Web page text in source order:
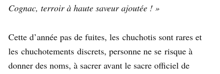
Cognac, terroir à haute saveur ajoutée ! »
Cette d’année pas de fuites, les chuchotis sont rares et
les chuchotements discrets, personne ne se risque à
donner des noms, à sacrer avant le sacre officiel de